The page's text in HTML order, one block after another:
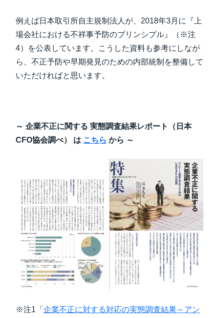
例えば日本取引所自主規制法人が、2018年3月に『上
場会社における不祥事予防のプリンシプル』（※注
4）を公表しています。こうした資料も参考にしなが
ら、不正予防や早期発見のための内部統制を整備して
いただければと思います。
～ 企業不正に関する 実態調査結果レポート（日本
CFO協会調べ） は こちら から ～
※注1「 企業不正に対する対応の実態調査結果～アン